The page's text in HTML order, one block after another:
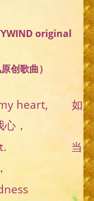
original
创歌曲）
my heart, 如
，
当